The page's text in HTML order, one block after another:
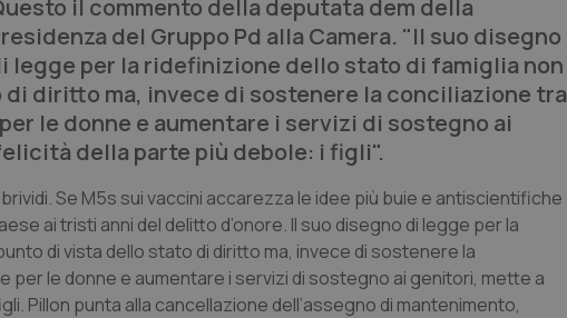
il commento della deputata dem della
del Gruppo Pd alla Camera. "Il suo disegno
legge per la ridefinizione dello stato di famiglia non
diritto ma, invece di sostenere la conciliazione tra
le donne e aumentare i servizi di sostegno ai
della parte più debole: i figli".
Se M5s sui vaccini accarezza le idee più buie e antiscientifiche
ai tristi anni del delitto d’onore. Il suo disegno di legge per la
di vista dello stato di diritto ma, invece di sostenere la
per le donne e aumentare i servizi di sostegno ai genitori, mette a
Pillon punta alla cancellazione dell’assegno di mantenimento,